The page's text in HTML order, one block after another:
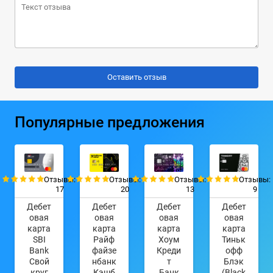
Популярные предложения
Отзывы:
17
Дебет
овая
карта
SBI
Bank
Свой
Отзывы:
20
Дебет
овая
карта
Райф
файзе
нбанк
Отзывы:
13
Дебет
овая
карта
Хоум
Креди
т
Отзывы:
9
Дебет
овая
карта
Тиньк
офф
Блэк